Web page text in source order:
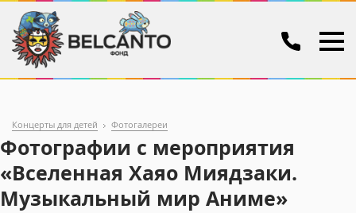
Концерты для детей Фотогалереи
Фотографии с мероприятия
«Вселенная Хаяо Миядзаки.
Музыкальный мир Аниме»